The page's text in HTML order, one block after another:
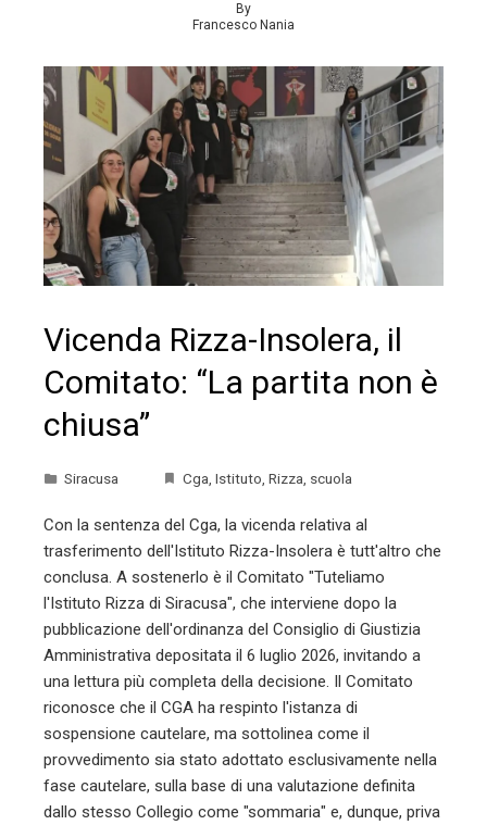
By
Francesco Nania
Vicenda Rizza-Insolera, il
Comitato: “La partita non è
chiusa”
Siracusa Cga, Istituto, Rizza, scuola
Con la sentenza del Cga, la vicenda relativa al
trasferimento dell'Istituto Rizza-Insolera è tutt'altro che
conclusa. A sostenerlo è il Comitato "Tuteliamo
l'Istituto Rizza di Siracusa", che interviene dopo la
pubblicazione dell'ordinanza del Consiglio di Giustizia
Amministrativa depositata il 6 luglio 2026, invitando a
una lettura più completa della decisione. Il Comitato
riconosce che il CGA ha respinto l'istanza di
sospensione cautelare, ma sottolinea come il
provvedimento sia stato adottato esclusivamente nella
fase cautelare, sulla base di una valutazione definita
dallo stesso Collegio come "sommaria" e, dunque, priva